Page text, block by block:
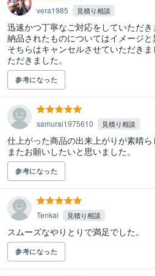
vera1985 見積り相談
迅速かつ丁寧なご対応をしていただき
納品されたものについてはイメージと
そちらはキャンセルさせていただき
ただきました。
参考になった
samurai1975610 見積り相談
仕上がった商品の出来上がりが素晴ら
またお願いしたいと思いました。
参考になった
Tenkai 見積り相談
スムーズなやりとりで満足でした。
参考になった